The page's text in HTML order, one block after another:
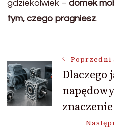
gdziekolwiek – domek
tym, czego pragniesz.
Nawigacja
wpisu
Poprzedni
Dlaczego